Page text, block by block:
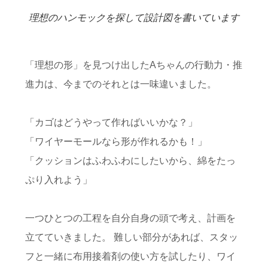
理想のハンモックを探して設計図を書いています
「理想の形」を見つけ出したAちゃんの行動力・推
進力は、今までのそれとは一味違いました。
「カゴはどうやって作ればいいかな？」
「ワイヤーモールなら形が作れるかも！」
「クッションはふわふわにしたいから、綿をたっ
ぷり入れよう」
一つひとつの工程を自分自身の頭で考え、計画を
立てていきました。 難しい部分があれば、スタッ
フと一緒に布用接着剤の使い方を試したり、ワイ